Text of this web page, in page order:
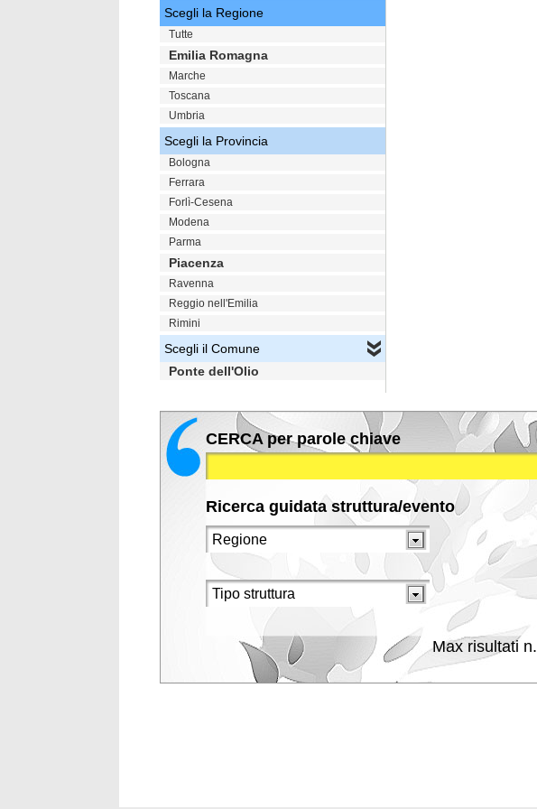
Scegli la Regione
Tutte
Emilia Romagna
Marche
Toscana
Umbria
Scegli la Provincia
Bologna
Ferrara
Forlì-Cesena
Modena
Parma
Piacenza
Ravenna
Reggio nell'Emilia
Rimini
Scegli il Comune
Ponte dell'Olio
CERCA per parole chiave
Ricerca guidata struttura/evento
Max risultati n.